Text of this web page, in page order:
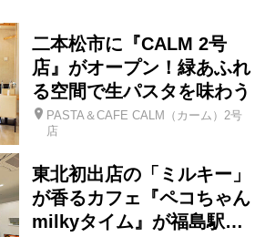
二本松市に『CALM 2号
店』がオープン！緑あふれ
る空間で生パスタを味わう
PASTA＆CAFE CALM（カーム）2号
店
東北初出店の「ミルキー」
が香るカフェ『ペコちゃん
milkyタイム』が福島駅…